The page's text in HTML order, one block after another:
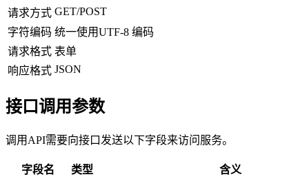
请求方式 GET/POST
字符编码 统一使用UTF-8 编码
请求格式 表单
响应格式 JSON
接口调用参数
调用API需要向接口发送以下字段来访问服务。
字段名 类型 含义